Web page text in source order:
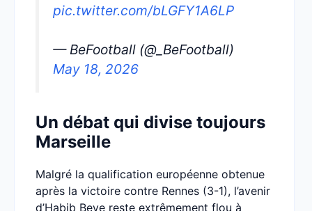
pic.twitter.com/bLGFY1A6LP
— BeFootball (@_BeFootball)
May 18, 2026
Un débat qui divise toujours
Marseille
Malgré la qualification européenne obtenue
après la victoire contre Rennes (3-1), l’avenir
d’Habib Beye reste extrêmement flou à